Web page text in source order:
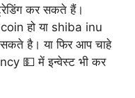
कर सकते हैं।
हो या shiba inu
है। या फिर आप चाहे
💵 में इन्वेस्ट भी कर